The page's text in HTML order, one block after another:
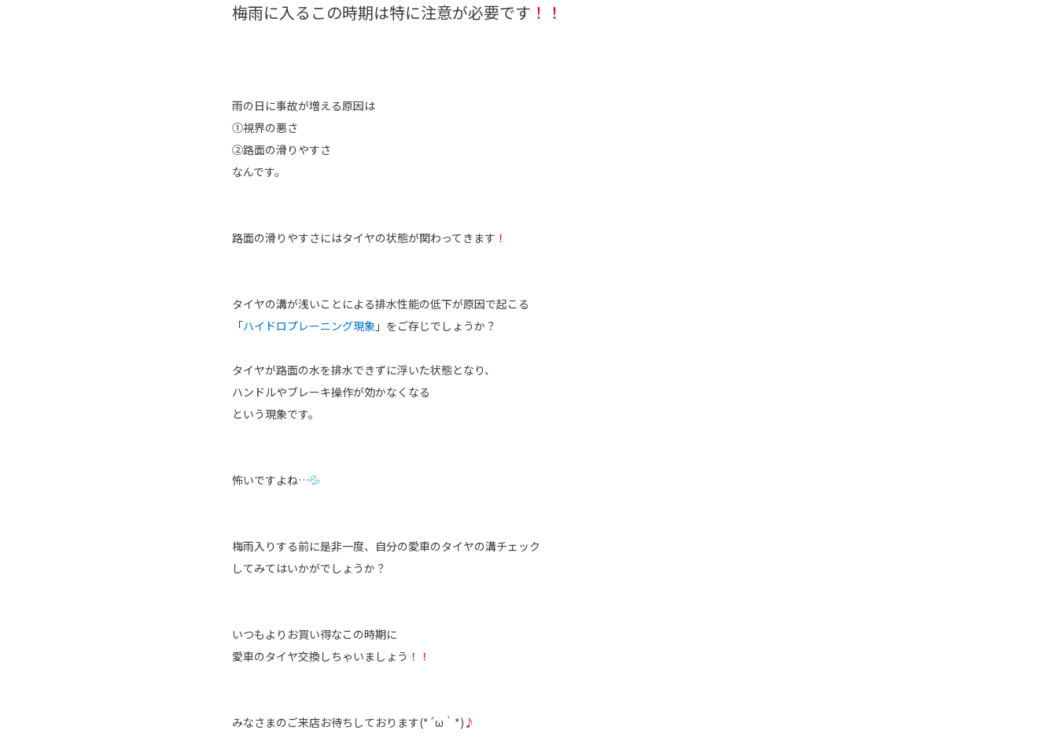
梅雨に入るこの時期は特に注意が必要です ！！
雨の日に事故が増える原因は
①視界の悪さ
②路面の滑りやすさ
なんです。
路面の滑りやすさにはタイヤの状態が関わってきます ！
タイヤの溝が浅いことによる排水性能の低下が原因で起こる
「ハイドロプレーニング現象 」をご存じでしょうか？
タイヤが路面の水を排水できずに浮いた状態となり、
ハンドルやブレーキ操作が効かなくなる
という現象です。
怖いですよね…💦
梅雨入りする前に是非一度、自分の愛車のタイヤの溝チェック
してみてはいかがでしょうか？
いつもよりお買い得なこの時期に
愛車のタイヤ交換しちゃいましょう ！！
みなさまのご来店お待ちしております(*´ω｀*) ♪